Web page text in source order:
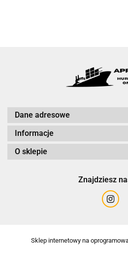
Dane adresowe
Informacje
O sklepie
Znajdziesz
Sklep internetowy na